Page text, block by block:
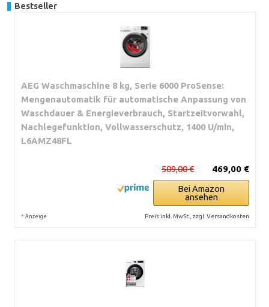
Bestseller
AEG Waschmaschine 8 kg, Serie 6000 ProSense:
Mengenautomatik für automatische Anpassung von
Waschdauer & Energieverbrauch, Startzeitvorwahl,
Nachlegefunktion, Vollwasserschutz, 1400 U/min,
L6AMZ48FL
469,00 €
509,00 €
Bei Amazon
ansehen
* Anzeige Preis inkl. MwSt., zzgl. Versandkosten